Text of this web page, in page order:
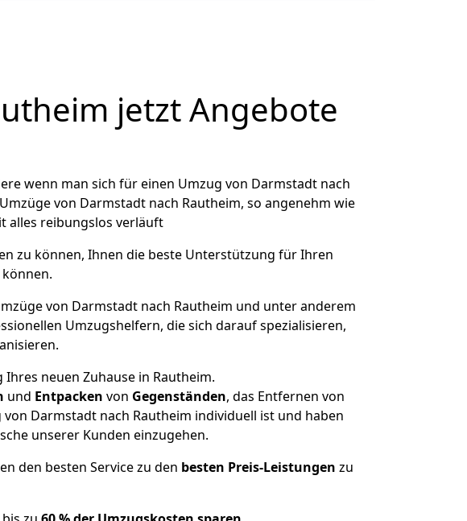
jetzt Angebote
wenn man sich für einen Umzug von Darmstadt nach
von Darmstadt nach Rautheim, so angenehm wie
alles reibungslos verläuft
zu können, Ihnen die beste Unterstützung für Ihren
von Darmstadt nach Rautheim und unter anderem
Umzugshelfern, die sich darauf spezialisieren,
neuen Zuhause in Rautheim.
und Entpacken von Gegenständen, das Entfernen von
Darmstadt nach Rautheim individuell ist und haben
unserer Kunden einzugehen.
den besten Service zu den besten Preis-Leistungen zu